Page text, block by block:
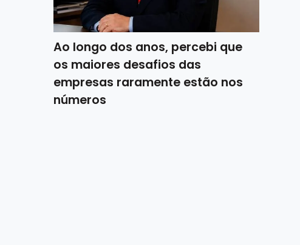
Ao longo dos anos, percebi que
os maiores desafios das
empresas raramente estão nos
números